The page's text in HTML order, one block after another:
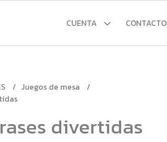
CUENTA CONTACTO
Juegos de mesa
divertidas